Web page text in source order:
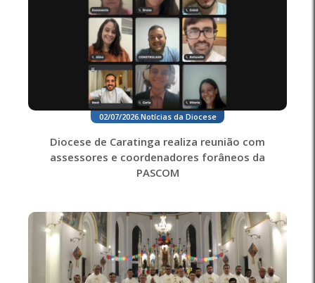
02/07/2026. Notícias da Diocese
Diocese de Caratinga realiza reunião com
assessores e coordenadores forâneos da
PASCOM